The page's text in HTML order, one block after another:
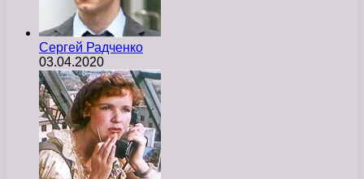
Сергей Радченко
03.04.2020